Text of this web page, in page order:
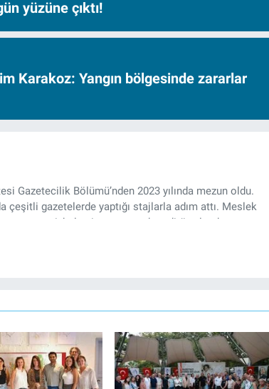
yüzüne çıktı!
Karakoz: Yangın bölgesinde zararlar
Gazetecilik Bölümü’nden 2023 yılında mezun oldu.
çeşitli gazetelerde yaptığı stajlarla adım attı. Meslek
gazeteci, halen izgazete.net’te editör olarak